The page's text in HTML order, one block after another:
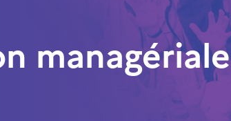
managériale